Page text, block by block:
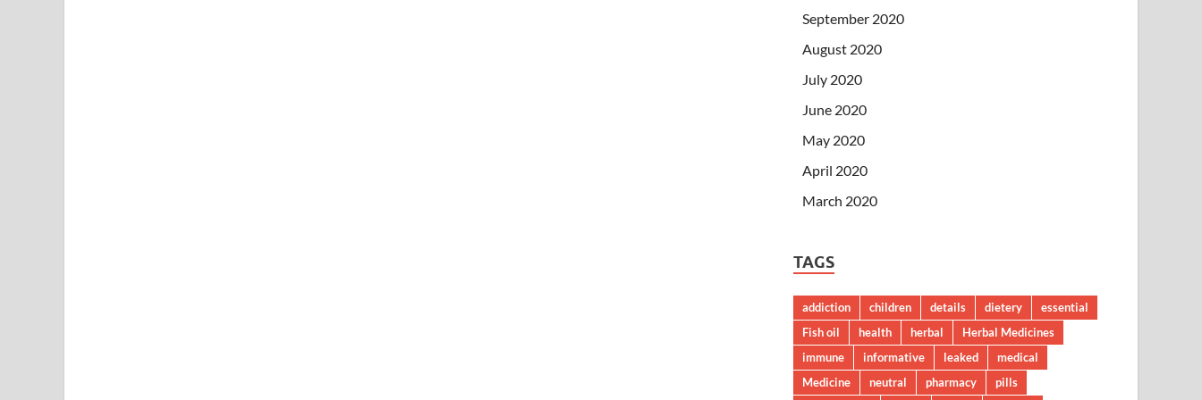
September 2020
August 2020
July 2020
June 2020
May 2020
April 2020
March 2020
TAGS
addiction children details dietery
essential
Fish oil
health herbal
Herbal Medicines
immune
informative leaked
medical
Medicine
neutral pharmacy pills